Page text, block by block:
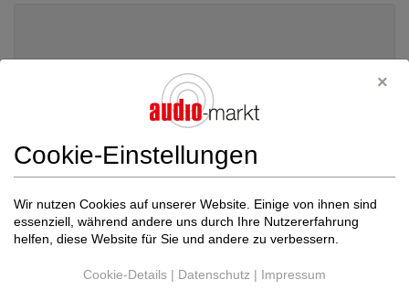
Cookie-Einstellungen
Wir nutzen Cookies auf unserer Website. Einige von ihnen sind
essenziell, während andere uns durch Ihre Nutzererfahrung
helfen, diese Website für Sie und andere zu verbessern.
Cookie-Details | Datenschutz | Impressum